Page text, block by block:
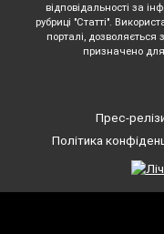
відповідальності за
рубриці "Статті".
порталі,
призначено для
Прес-
Політика